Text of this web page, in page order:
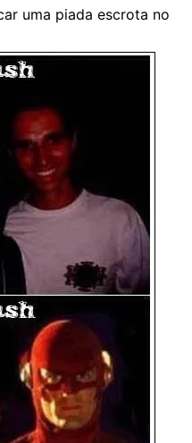
uma piada escrota no